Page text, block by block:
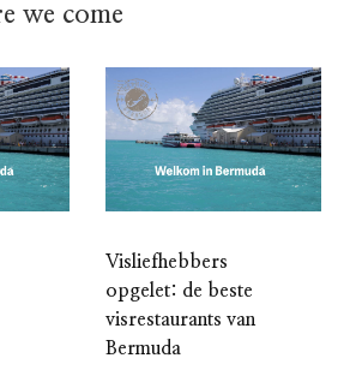
we come
Visliefhebbers
opgelet: de beste
visrestaurants van
Bermuda